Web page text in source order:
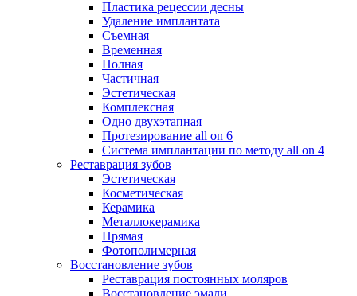
Пластика рецессии десны
Удаление имплантата
Съемная
Временная
Полная
Частичная
Эстетическая
Комплексная
Одно двухэтапная
Протезирование all on 6
Система имплантации по методу all on 4
Реставрация зубов
Эстетическая
Косметическая
Керамика
Металлокерамика
Прямая
Фотополимерная
Восстановление зубов
Реставрация постоянных моляров
Восстановление эмали